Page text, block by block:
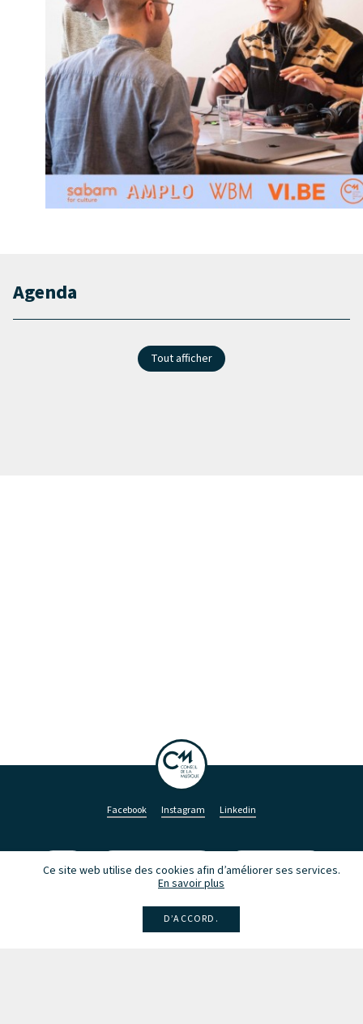
Ce site web utilise des cookies afin d’améliorer ses services.
En savoir plus
D’ACCORD.
Agenda
Tout afficher
Facebook Instagram Linkedin
Larsen Intégrale de la musique Fête de la musique
Recevez des infos sur les concerts, événements et publications.